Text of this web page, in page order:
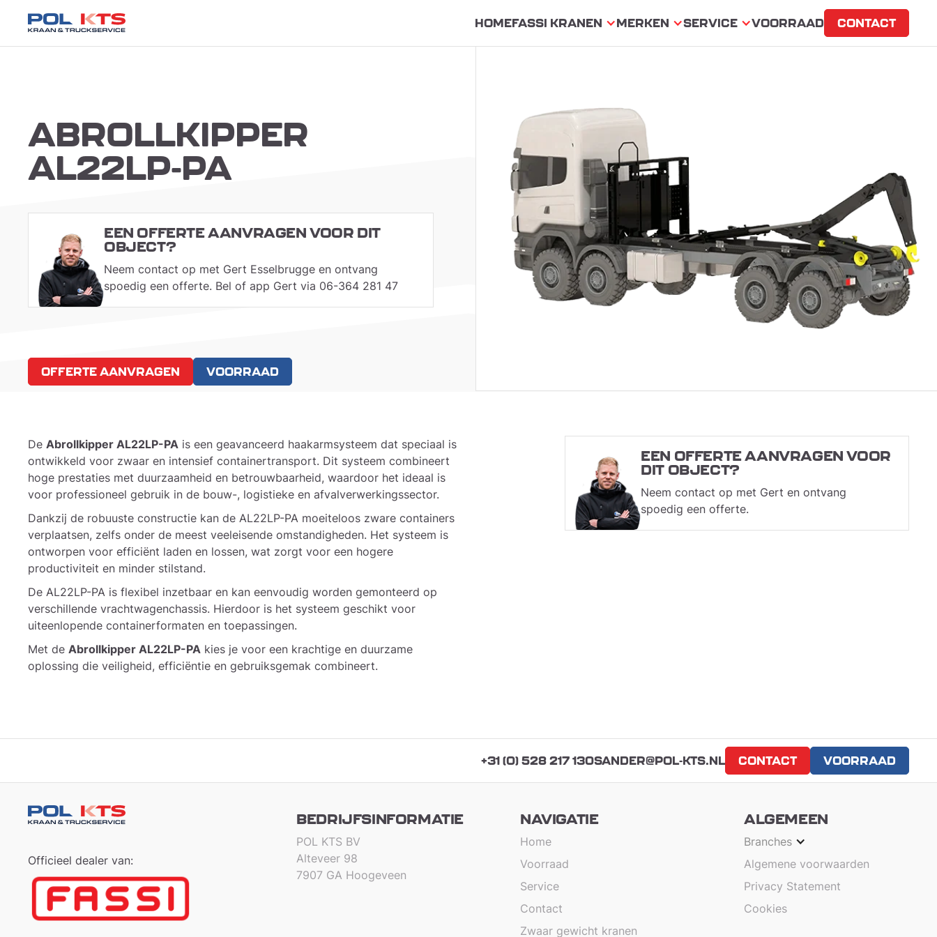
HOMEFASSI KRANEN MERKEN SERVICE VOORRAAD CONTACT
ABROLLKIPPER
AL22LP-PA
EEN OFFERTE AANVRAGEN VOOR DIT
OBJECT?
Neem contact op met Gert Esselbrugge en ontvang
spoedig een offerte. Bel of app Gert via 06-364 281 47
OFFERTE AANVRAGEN VOORRAAD
De Abrollkipper AL22LP-PA is een geavanceerd haakarmsysteem dat speciaal is
ontwikkeld voor zwaar en intensief containertransport. Dit systeem combineert
hoge prestaties met duurzaamheid en betrouwbaarheid, waardoor het ideaal is
voor professioneel gebruik in de bouw-, logistieke en afvalverwerkingssector.
Dankzij de robuuste constructie kan de AL22LP-PA moeiteloos zware containers
verplaatsen, zelfs onder de meest veeleisende omstandigheden. Het systeem is
ontworpen voor efficiënt laden en lossen, wat zorgt voor een hogere
productiviteit en minder stilstand.
De AL22LP-PA is flexibel inzetbaar en kan eenvoudig worden gemonteerd op
verschillende vrachtwagenchassis. Hierdoor is het systeem geschikt voor
uiteenlopende containerformaten en toepassingen.
Met de Abrollkipper AL22LP-PA kies je voor een krachtige en duurzame
oplossing die veiligheid, efficiëntie en gebruiksgemak combineert.
EEN OFFERTE AANVRAGEN VOOR
DIT OBJECT?
Neem contact op met Gert en ontvang
spoedig een offerte.
+31 (0) 528 217 130SANDER@POL-KTS.NL CONTACT VOORRAAD
Officieel dealer van:
BEDRIJFSINFORMATIE
POL KTS BV
Alteveer 98
7907 GA Hoogeveen
NAVIGATIE
Home
Voorraad
Service
Contact
Zwaar gewicht kranen
ALGEMEEN
Branches
Algemene voorwaarden
Privacy Statement
Cookies